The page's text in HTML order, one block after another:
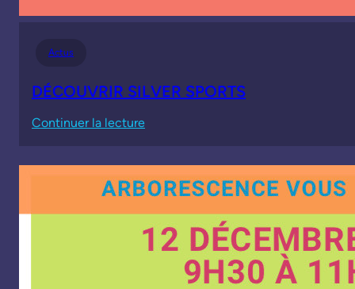
Actus
DÉCOUVRIR SILVER SPORTS
Continuer la lecture:
SILVER
SPORTS